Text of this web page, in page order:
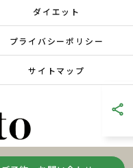
ダイエット
プライバシーポリシー
サイトマップ